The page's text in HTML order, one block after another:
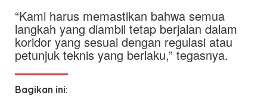
“Kami harus memastikan bahwa semua
langkah yang diambil tetap berjalan dalam
koridor yang sesuai dengan regulasi atau
petunjuk teknis yang berlaku,” tegasnya.
Bagikan ini: